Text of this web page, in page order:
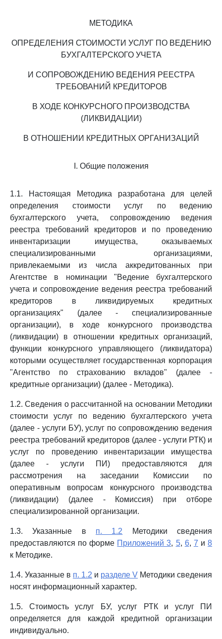
МЕТОДИКА
ОПРЕДЕЛЕНИЯ СТОИМОСТИ УСЛУГ ПО ВЕДЕНИЮ
БУХГАЛТЕРСКОГО УЧЕТА
И СОПРОВОЖДЕНИЮ ВЕДЕНИЯ РЕЕСТРА
ТРЕБОВАНИЙ КРЕДИТОРОВ
В ХОДЕ КОНКУРСНОГО ПРОИЗВОДСТВА
(ЛИКВИДАЦИИ)
В ОТНОШЕНИИ КРЕДИТНЫХ ОРГАНИЗАЦИЙ
I. Общие положения
1.1. Настоящая Методика разработана для целей
определения стоимости услуг по ведению
бухгалтерского учета, сопровождению ведения
реестра требований кредиторов и по проведению
инвентаризации имущества, оказываемых
специализированными организациями,
привлекаемыми из числа аккредитованных при
Агентстве в номинации "Ведение бухгалтерского
учета и сопровождение ведения реестра требований
кредиторов в ликвидируемых кредитных
организациях" (далее - специализированные
организации), в ходе конкурсного производства
(ликвидации) в отношении кредитных организаций,
функции конкурсного управляющего (ликвидатора)
которыми осуществляет государственная корпорация
"Агентство по страхованию вкладов" (далее -
кредитные организации) (далее - Методика).
1.2. Сведения о рассчитанной на основании Методики
стоимости услуг по ведению бухгалтерского учета
(далее - услуги БУ), услуг по сопровождению ведения
реестра требований кредиторов (далее - услуги РТК) и
услуг по проведению инвентаризации имущества
(далее - услуги ПИ) предоставляются для
рассмотрения на заседании Комиссии по
оперативным вопросам конкурсного производства
(ликвидации) (далее - Комиссия) при отборе
специализированной организации.
1.3. Указанные в п. 1.2 Методики сведения
предоставляются по форме Приложений 3, 5, 6, 7 и8
к Методике.
1.4. Указанные в п. 1.2 и разделе V Методики сведения
носят информационный характер.
1.5. Стоимость услуг БУ, услуг РТК и услуг ПИ
определяется для каждой кредитной организации
индивидуально.